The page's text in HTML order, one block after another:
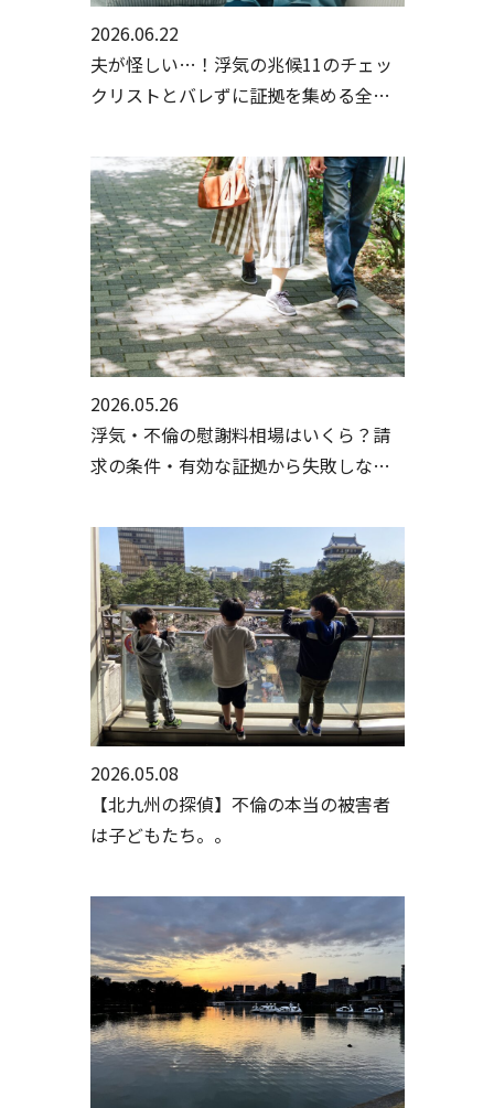
2026.06.22
夫が怪しい…！浮気の兆候11のチェッ
クリストとバレずに証拠を集める全手
2026.05.26
浮気・不倫の慰謝料相場はいくら？請
求の条件・有効な証拠から失敗しない
2026.05.08
【北九州の探偵】不倫の本当の被害者
は子どもたち。。